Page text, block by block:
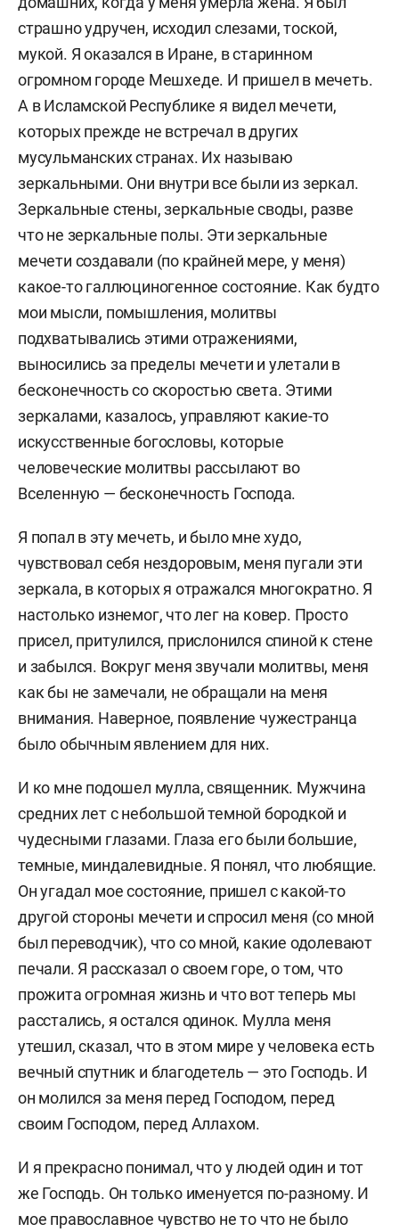
страшно удручен, исходил слезами, тоской,
мукой. Я оказался в Иране, в старинном
огромном городе Мешхеде. И пришел в мечеть.
А в Исламской Республике я видел мечети,
которых прежде не встречал в других
мусульманских странах. Их называю
зеркальными. Они внутри все были из зеркал.
Зеркальные стены, зеркальные своды, разве
что не зеркальные полы. Эти зеркальные
мечети создавали (по крайней мере, у меня)
какое-то галлюциногенное состояние. Как будто
мои мысли, помышления, молитвы
подхватывались этими отражениями,
выносились за пределы мечети и улетали в
бесконечность со скоростью света. Этими
зеркалами, казалось, управляют какие-то
искусственные богословы, которые
человеческие молитвы рассылают во
Вселенную — бесконечность Господа.
Я попал в эту мечеть, и было мне худо,
чувствовал себя нездоровым, меня пугали эти
зеркала, в которых я отражался многократно. Я
настолько изнемог, что лег на ковер. Просто
присел, притулился, прислонился спиной к стене
и забылся. Вокруг меня звучали молитвы, меня
как бы не замечали, не обращали на меня
внимания. Наверное, появление чужестранца
было обычным явлением для них.
И ко мне подошел мулла, священник. Мужчина
средних лет с небольшой темной бородкой и
чудесными глазами. Глаза его были большие,
темные, миндалевидные. Я понял, что любящие.
Он угадал мое состояние, пришел с какой-то
другой стороны мечети и спросил меня (со мной
был переводчик), что со мной, какие одолевают
печали. Я рассказал о своем горе, о том, что
прожита огромная жизнь и что вот теперь мы
расстались, я остался одинок. Мулла меня
утешил, сказал, что в этом мире у человека есть
вечный спутник и благодетель — это Господь. И
он молился за меня перед Господом, перед
своим Господом, перед Аллахом.
И я прекрасно понимал, что у людей один и тот
же Господь. Он только именуется по-разному. И
мое православное чувство не то что не было